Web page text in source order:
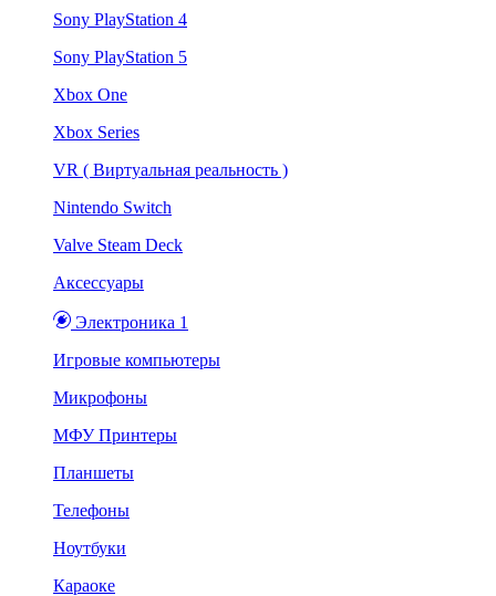
Sony PlayStation 4
Sony PlayStation 5
Xbox One
Xbox Series
VR ( Виртуальная реальность )
Nintendo Switch
Valve Steam Deck
Аксессуары
Электроника 1
Игровые компьютеры
Микрофоны
МФУ Принтеры
Планшеты
Телефоны
Ноутбуки
Караоке